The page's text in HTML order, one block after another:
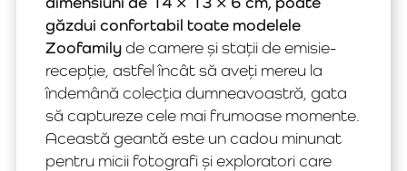
găzdui confortabil toate modelele
Zoofamilyde camere și stații de emisie-
recepție, astfel încât să aveți mereu la
îndemână colecția dumneavoastră, gata
să captureze cele mai frumoase momente.
Această geantă este un cadou minunat
pentru micii fotografi și exploratori care